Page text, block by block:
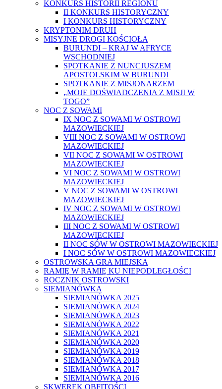
KONKURS HISTORII REGIONU
II KONKURS HISTORYCZNY
I KONKURS HISTORYCZNY
KRYPTONIM DRUH
MISYJNE DROGI KOŚCIOŁA
BURUNDI – KRAJ W AFRYCE
WSCHODNIEJ
SPOTKANIE Z NUNCJUSZEM
APOSTOLSKIM W BURUNDI
SPOTKANIE Z MISJONARZEM
„MOJE DOŚWIADCZENIA Z MISJI W
TOGO”
NOC Z SOWAMI
IX NOC Z SOWAMI W OSTROWI
MAZOWIECKIEJ
VIII NOC Z SOWAMI W OSTROWI
MAZOWIECKIEJ
VII NOC Z SOWAMI W OSTROWI
MAZOWIECKIEJ
VI NOC Z SOWAMI W OSTROWI
MAZOWIECKIEJ
V NOC Z SOWAMI W OSTROWI
MAZOWIECKIEJ
IV NOC Z SOWAMI W OSTROWI
MAZOWIECKIEJ
III NOC Z SOWAMI W OSTROWI
MAZOWIECKIEJ
II NOC SÓW W OSTROWI MAZOWIECKIEJ
I NOC SÓW W OSTROWI MAZOWIECKIEJ
OSTROWSKA GRA MIEJSKA
RAMIĘ W RAMIĘ KU NIEPODLEGŁOŚCI
ROCZNIK OSTROWSKI
SIEMIANÓWKA
SIEMIANÓWKA 2025
SIEMIANÓWKA 2024
SIEMIANÓWKA 2023
SIEMIANÓWKA 2022
SIEMIANÓWKA 2021
SIEMIANÓWKA 2020
SIEMIANÓWKA 2019
SIEMIANÓWKA 2018
SIEMIANÓWKA 2017
SIEMIANÓWKA 2016
SKWEREK OBFITOŚCI